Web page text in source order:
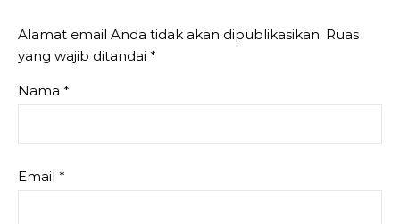
Alamat email Anda tidak akan dipublikasikan. Ruas
yang wajib ditandai *
Nama *
Email *